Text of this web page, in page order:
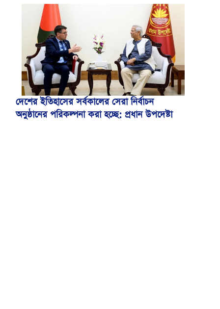
বিএসএমএমইউয়ের নতুন নাম বাংলাদেশ
মেডিকেল বিশ্ববিদ্যালয়
দেশের ইতিহাসের সর্বকালের সেরা নির্বাচন
অনুষ্ঠানের পরিকল্পনা করা হচ্ছে: প্রধান উপদেষ্টা